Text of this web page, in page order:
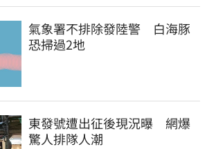
氣象署不排除發陸警　白海豚
恐掃過2地
東發號遭出征後現況曝　網爆
驚人排隊人潮